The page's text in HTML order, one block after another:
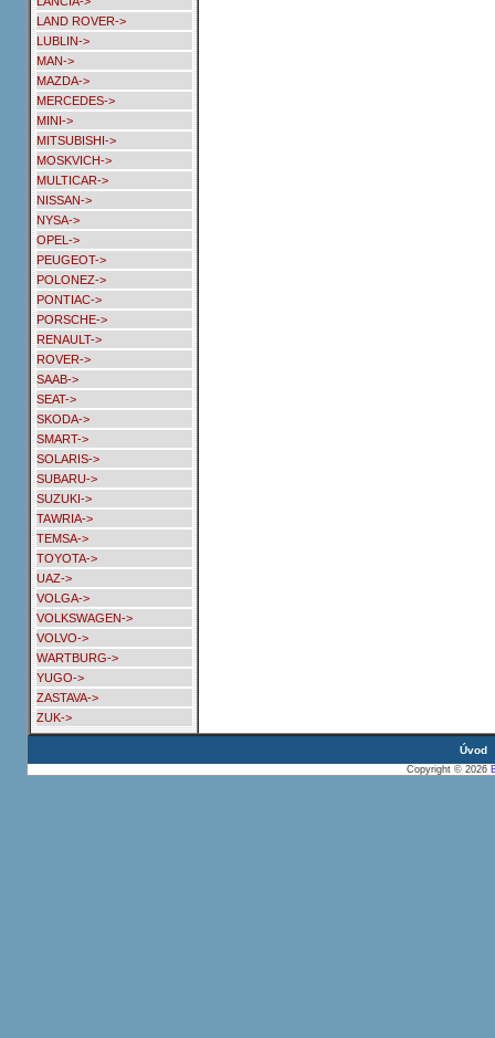
LAND ROVER->
LUBLIN->
MAN->
MAZDA->
MERCEDES->
MINI->
MITSUBISHI->
MOSKVICH->
MULTICAR->
NISSAN->
NYSA->
OPEL->
PEUGEOT->
POLONEZ->
PONTIAC->
PORSCHE->
RENAULT->
ROVER->
SAAB->
SEAT->
SKODA->
SMART->
SOLARIS->
SUBARU->
SUZUKI->
TAWRIA->
TEMSA->
TOYOTA->
UAZ->
VOLGA->
VOLKSWAGEN->
VOLVO->
WARTBURG->
YUGO->
ZASTAVA->
ZUK->
Úvod
Copyright © 2026